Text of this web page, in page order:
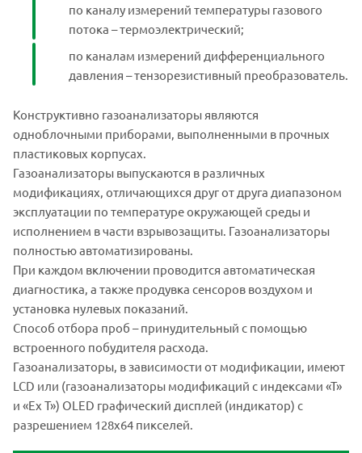
по каналу измерений температуры газового
потока – термоэлектрический;
по каналам измерений дифференциального
давления – тензорезистивный преобразователь.
Конструктивно газоанализаторы являются
одноблочными приборами, выполненными в прочных
пластиковых корпусах.
Газоанализаторы выпускаются в различных
модификациях, отличающихся друг от друга диапазоном
эксплуатации по температуре окружающей среды и
исполнением в части взрывозащиты. Газоанализаторы
полностью автоматизированы.
При каждом включении проводится автоматическая
диагностика, а также продувка сенсоров воздухом и
установка нулевых показаний.
Способ отбора проб – принудительный с помощью
встроенного побудителя расхода.
Газоанализаторы, в зависимости от модификации, имеют
LCD или (газоанализаторы модификаций с индексами «Т»
и «Ех Т») OLED графический дисплей (индикатор) с
разрешением 128х64 пикселей.